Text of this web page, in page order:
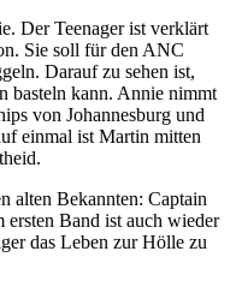
Der Teenager ist verklärt
Sie soll für den ANC
Darauf zu sehen ist,
basteln kann. Annie nimmt
von Johannesburg und
einmal ist Martin mitten
alten Bekannten: Captain
ersten Band ist auch wieder
das Leben zur Hölle zu